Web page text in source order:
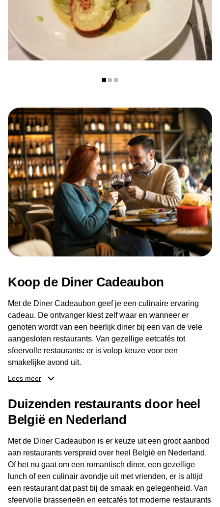
Koop de Diner Cadeaubon
Met de Diner Cadeaubon geef je een culinaire ervaring
cadeau. De ontvanger kiest zelf waar en wanneer er
genoten wordt van een heerlijk diner bij een van de vele
aangesloten restaurants. Van gezellige eetcafés tot
sfeervolle restaurants: er is volop keuze voor een
smakelijke avond uit.
ontvanger eenvoudig een locatie kiezen die past bij de
smaak en gelegenheid. Zo geeft de Diner Cadeaubon niet
alleen een diner, maar ook een gezellig moment om
Lees meer
Duizenden restaurants door heel
België en Nederland
Met de Diner Cadeaubon is er keuze uit een groot aanbod
aan restaurants verspreid over heel België en Nederland.
Of het nu gaat om een romantisch diner, een gezellige
lunch of een culinair avondje uit met vrienden, er is altijd
een restaurant dat past bij de smaak en gelegenheid. Van
sfeervolle brasserieën en eetcafés tot moderne restaurants